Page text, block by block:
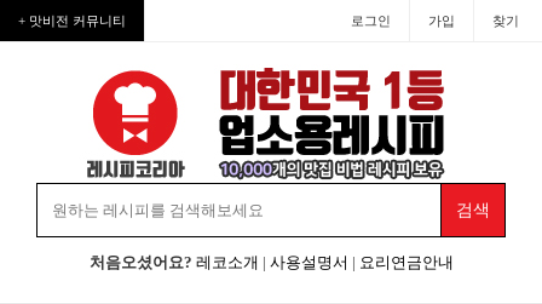
+ 맛비전 커뮤니티 로그인 가입 찾기
처음오셨어요? 레코소개 | 사용설명서 | 요리연금안내